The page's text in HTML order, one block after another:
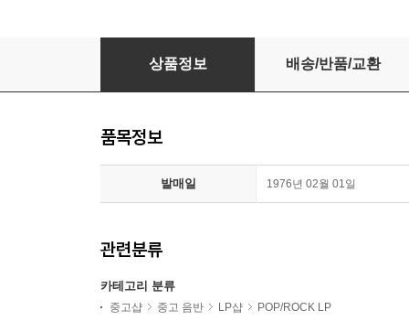
[LP] Tanya Tucker - Here‘s Some Love 일본
상품정보 배송/반품/교환
품목정보
발매일 1976년 02월 01일
관련분류
카테고리 분류
중고샵 중고 음반 LP샵 POP/ROCK LP